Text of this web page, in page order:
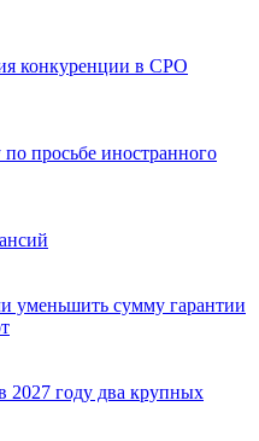
конкуренции в СРО
просьбе иностранного
уменьшить сумму гарантии
2027 году два крупных